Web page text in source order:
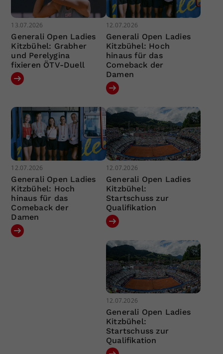
13.07.2026
Generali Open Ladies
Kitzbühel: Grabher
und Perelygina
fixieren ÖTV-Duell
12.07.2026
Generali Open Ladies
Kitzbühel: Hoch
hinaus für das
Comeback der
Damen
12.07.2026
Generali Open Ladies
Kitzbühel: Hoch
hinaus für das
Comeback der
Damen
12.07.2026
Generali Open Ladies
Kitzbühel:
Startschuss zur
Qualifikation
12.07.2026
Generali Open Ladies
Kitzbühel:
Startschuss zur
Qualifikation